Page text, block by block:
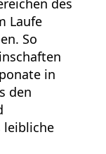
des
Laufe
So
in
den
leibliche